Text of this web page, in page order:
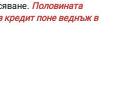
Половината
кредит поне веднъж в